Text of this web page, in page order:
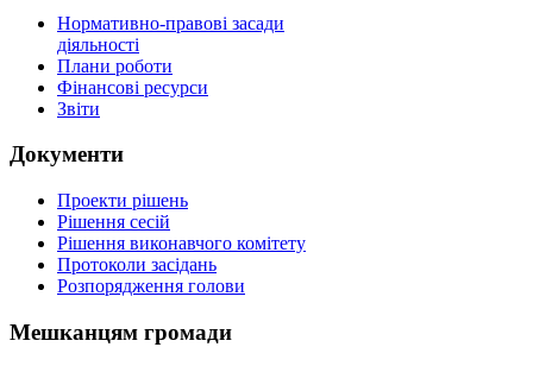
Нормативно-правові засади
діяльності
Плани роботи
Фінансові ресурси
Звіти
Документи
Проекти рішень
Рішення сесій
Рішення виконавчого комітету
Протоколи засідань
Розпорядження голови
Мешканцям громади